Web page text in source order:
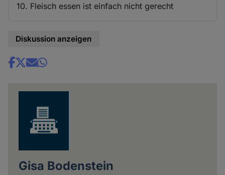
10. Fleisch essen ist einfach nicht gerecht
Diskussion anzeigen
Share
Gisa Bodenstein